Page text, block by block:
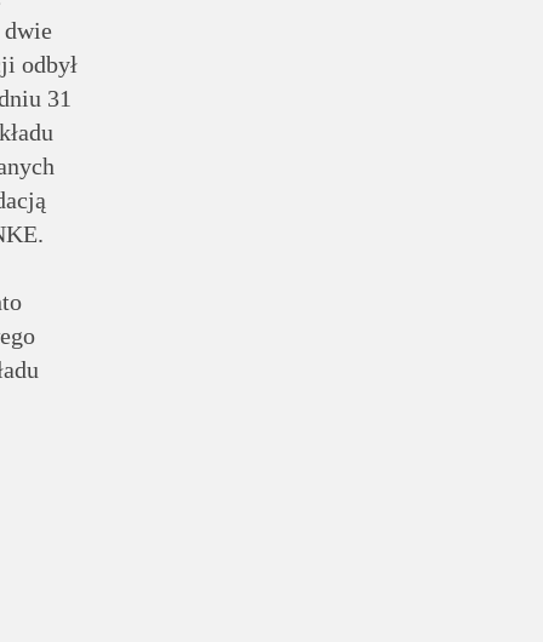
dwie
odbył
31